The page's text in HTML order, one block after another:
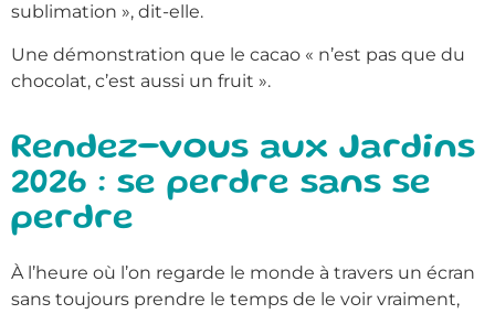
sublimation », dit-elle.
Une démonstration que le cacao « n’est pas que du
chocolat, c’est aussi un fruit ».
Rendez-vous aux Jardins
2026 : se perdre sans se
perdre
À l’heure où l’on regarde le monde à travers un écran
sans toujours prendre le temps de le voir vraiment,